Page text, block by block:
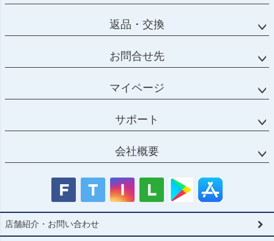
返品・交換
お問合せ先
マイページ
サポート
会社概要
店舗紹介・お問い合わせ